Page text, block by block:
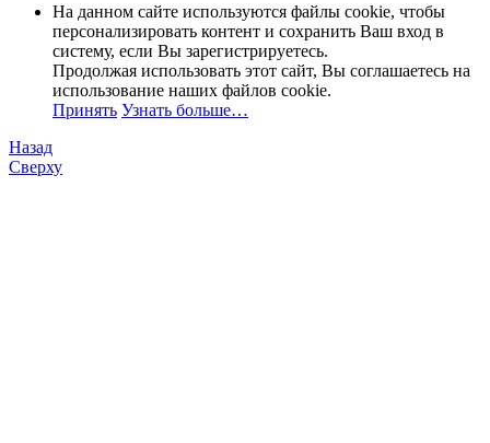
На данном сайте используются файлы cookie, чтобы
персонализировать контент и сохранить Ваш вход в
систему, если Вы зарегистрируетесь.
Продолжая использовать этот сайт, Вы соглашаетесь на
использование наших файлов cookie.
Принять Узнать больше…
Назад
Сверху